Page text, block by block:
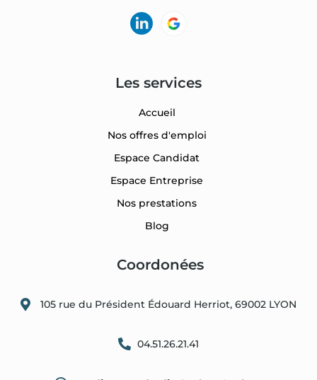
Les services
Accueil
Nos offres d'emploi
Espace Candidat
Espace Entreprise
Nos prestations
Blog
Coordonées
105 rue du Président Édouard Herriot, 69002 LYON
04.51.26.21.41